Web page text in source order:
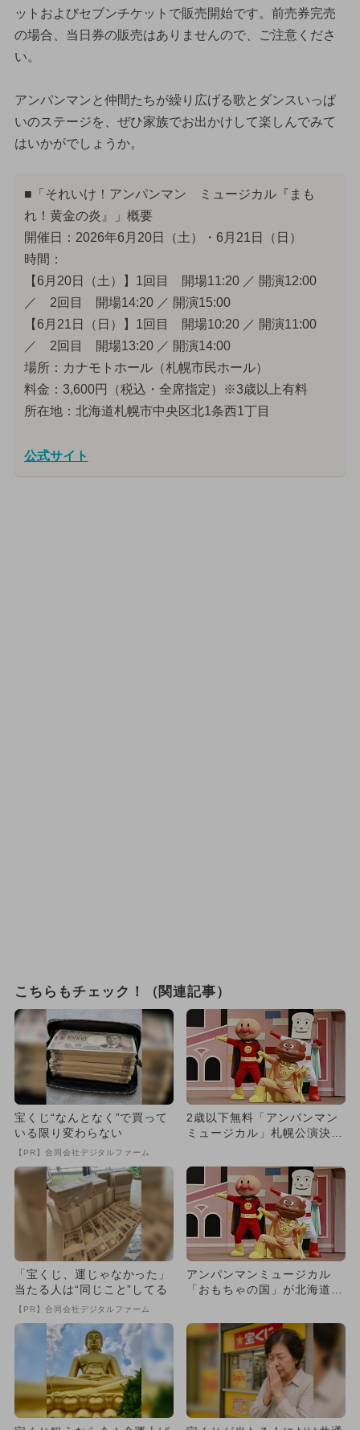
ットおよびセブンチケットで販売開始です。前売券完売
の場合、当日券の販売はありませんので、ご注意くださ
い。
アンパンマンと仲間たちが繰り広げる歌とダンスいっぱ
いのステージを、ぜひ家族でお出かけして楽しんでみて
はいかがでしょうか。
■「それいけ！アンパンマン ミュージカル『まも
れ！黄金の炎』」概要
開催日：2026年6月20日（土）・6月21日（日）
時間：
【6月20日（土）】1回目 開場11:20 ／ 開演12:00
／ 2回目 開場14:20 ／ 開演15:00
【6月21日（日）】1回目 開場10:20 ／ 開演11:00
／ 2回目 開場13:20 ／ 開演14:00
場所：カナモトホール（札幌市民ホール）
料金：3,600円（税込・全席指定）※3歳以上有料
所在地：北海道札幌市中央区北1条西1丁目
公式サイト
こちらもチェック！（関連記事）
宝くじ“なんとなく”で買って
いる限り変わらない
【PR】合同会社デジタルファーム
2歳以下無料「アンパンマン
ミュージカル」札幌公演決
「宝くじ、運じゃなかった」
当たる人は“同じこと”してる
【PR】合同会社デジタルファーム
アンパンマンミュージカル
「おもちゃの国」が北海道・